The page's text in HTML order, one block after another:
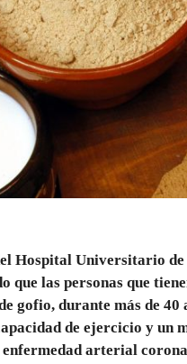
REGISTRO
INICIAR SESIÓN
Hospital Universitario
que las personas que
gofio, durante más de 40
de ejercicio y un
enfermedad arterial